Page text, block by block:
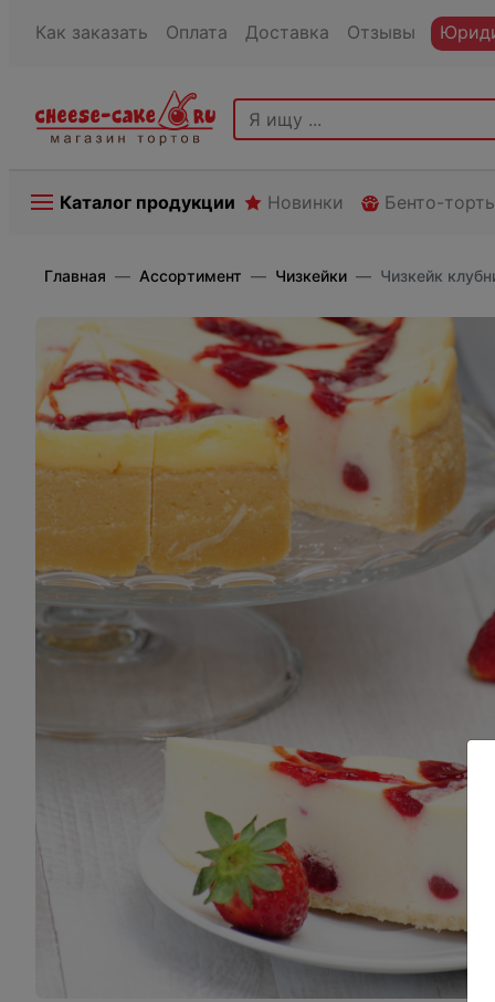
Как заказать Оплата Доставка Отзывы
Каталог продукции Новинки Бенто-
Главная Ассортимент Чизкейки Чизкейк